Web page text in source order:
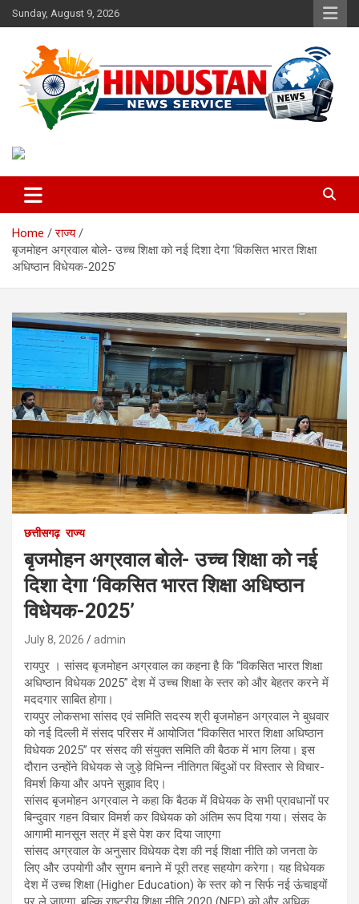
Skip
to
Sunday, August 9, 2026
Hindustan News Service
Home
राज्य
बृजमोहन अग्रवाल बोले- उच्च शिक्षा को नई दिशा देगा ‘विकसित भारत शिक्षा
अधिष्ठान विधेयक-2025’
छत्तीसगढ़ राज्य
बृजमोहन अग्रवाल बोले- उच्च शिक्षा को नई
दिशा देगा ‘विकसित भारत शिक्षा अधिष्ठान
विधेयक-2025’
July 8, 2026 admin
रायपुर । सांसद बृजमोहन अग्रवाल का कहना है कि “विकसित भारत शिक्षा
अधिष्ठान विधेयक 2025” देश में उच्च शिक्षा के स्तर को और बेहतर करने में
मददगार साबित होगा।
रायपुर लोकसभा सांसद एवं समिति सदस्य श्री बृजमोहन अग्रवाल ने बुधवार
को नई दिल्ली में संसद परिसर में आयोजित “विकसित भारत शिक्षा अधिष्ठान
विधेयक 2025” पर संसद की संयुक्त समिति की बैठक में भाग लिया। इस
दौरान उन्होंने विधेयक से जुड़े विभिन्न नीतिगत बिंदुओं पर विस्तार से विचार-
विमर्श किया और अपने सुझाव दिए।
सांसद बृजमोहन अग्रवाल ने कहा कि बैठक में विधेयक के सभी प्रावधानों पर
बिन्दुवार गहन विचार विमर्श कर विधेयक को अंतिम रूप दिया गया। संसद के
आगामी मानसून सत्र में इसे पेश कर दिया जाएगा
सांसद अग्रवाल के अनुसार विधेयक देश की नई शिक्षा नीति को जनता के
लिए और उपयोगी और सुगम बनाने में पूरी तरह सहयोग करेगा। यह विधेयक
देश में उच्च शिक्षा (Higher Education) के स्तर को न सिर्फ नई ऊंचाइयों